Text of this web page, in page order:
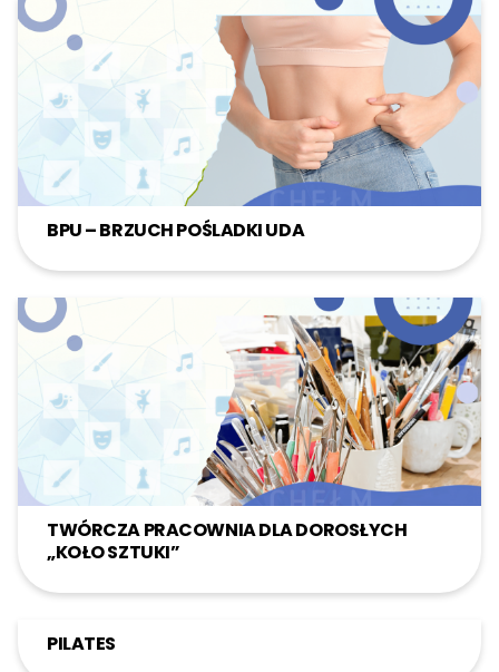
BPU – BRZUCH POŚLADKI UDA
TWÓRCZA PRACOWNIA DLA DOROSŁYCH
„KOŁO SZTUKI”
PILATES